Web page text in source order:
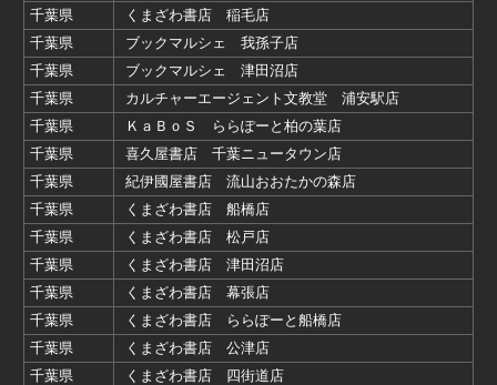
千葉県
くまざわ書店 稲毛店
千葉県
ブックマルシェ 我孫子店
千葉県
ブックマルシェ 津田沼店
千葉県
カルチャーエージェント文教堂 浦安駅店
千葉県
ＫａＢｏＳ ららぽーと柏の葉店
千葉県
喜久屋書店 千葉ニュータウン店
千葉県
紀伊國屋書店 流山おおたかの森店
千葉県
くまざわ書店 船橋店
千葉県
くまざわ書店 松戸店
千葉県
くまざわ書店 津田沼店
千葉県
くまざわ書店 幕張店
千葉県
くまざわ書店 ららぽーと船橋店
千葉県
くまざわ書店 公津店
千葉県
くまざわ書店 四街道店